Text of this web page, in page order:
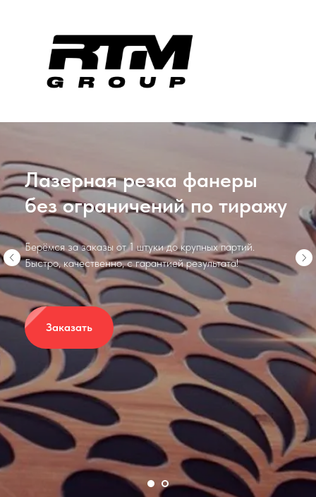
Точная лазерная резка
фанеры —
под ваш проект
Изготовим элементы любой формы и сложности — от
интерьерного декора до инженерных деталей.
Максимальная точность и повторяемость!
Заказать